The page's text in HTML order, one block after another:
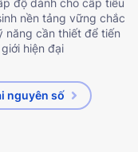
nền tảng vững chắc
năng cần thiết để tiến
hiện đại
nguyên số